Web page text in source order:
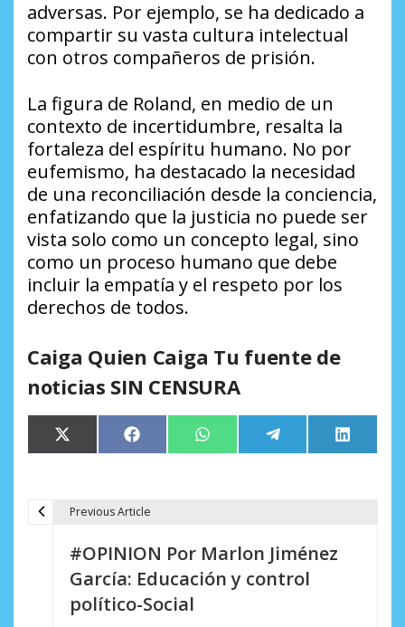
adversas. Por ejemplo, se ha dedicado a
compartir su vasta cultura intelectual
con otros compañeros de prisión.
La figura de Roland, en medio de un
contexto de incertidumbre, resalta la
fortaleza del espíritu humano. No por
eufemismo, ha destacado la necesidad
de una reconciliación desde la conciencia,
enfatizando que la justicia no puede ser
vista solo como un concepto legal, sino
como un proceso humano que debe
incluir la empatía y el respeto por los
derechos de todos.
Caiga Quien Caiga Tu fuente de
noticias SIN CENSURA
Compartir
en
X
(Twitter)
Compartir
en
Facebook Compartir
en
WhatsApp Compartir
en
Telegram
en
LinkedIn
Previous Article
#OPINION Por Marlon Jiménez
García: Educación y control
político-Social